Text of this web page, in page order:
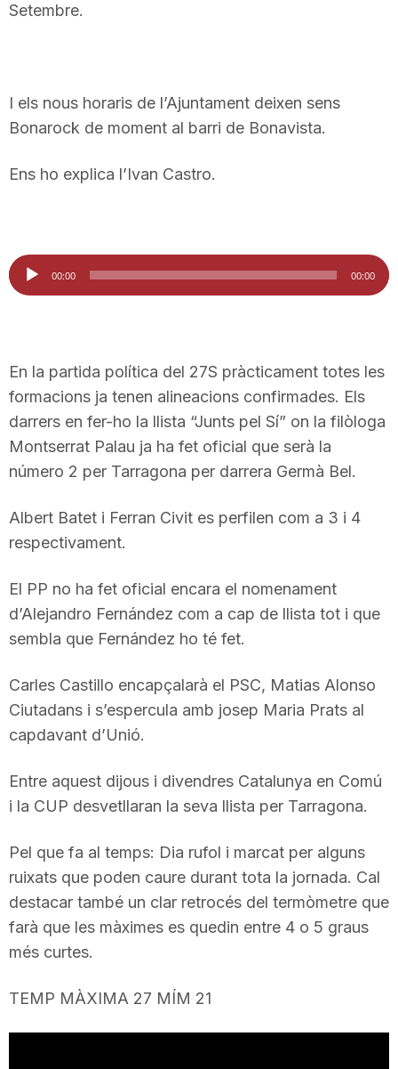
Setembre.
I els nous horaris de l’Ajuntament deixen sens
Bonarock de moment al barri de Bonavista.
Ens ho explica l’Ivan Castro.
Reproductor
d'àudio
00:00 00:00
En la partida política del 27S pràcticament totes les
formacions ja tenen alineacions confirmades. Els
darrers en fer-ho la llista “Junts pel Sí” on la filòloga
Montserrat Palau ja ha fet oficial que serà la
número 2 per Tarragona per darrera Germà Bel.
Albert Batet i Ferran Civit es perfilen com a 3 i 4
respectivament.
El PP no ha fet oficial encara el nomenament
d’Alejandro Fernández com a cap de llista tot i que
sembla que Fernández ho té fet.
Carles Castillo encapçalarà el PSC, Matias Alonso
Ciutadans i s’espercula amb josep Maria Prats al
capdavant d’Unió.
Entre aquest dijous i divendres Catalunya en Comú
i la CUP desvetllaran la seva llista per Tarragona.
Pel que fa al temps: Dia rufol i marcat per alguns
ruixats que poden caure durant tota la jornada. Cal
destacar també un clar retrocés del termòmetre que
farà que les màximes es quedin entre 4 o 5 graus
més curtes.
TEMP MÀXIMA 27 MÍM 21